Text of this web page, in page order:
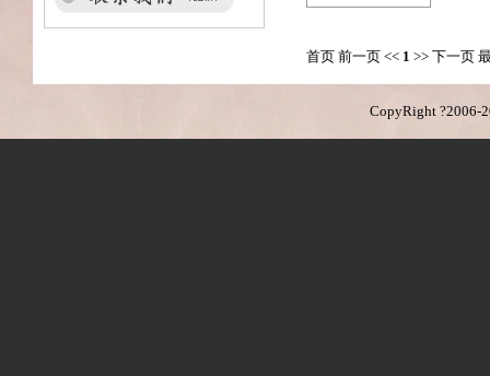
首页 前一页 << 1 >> 下一页
CopyRight ?2006-